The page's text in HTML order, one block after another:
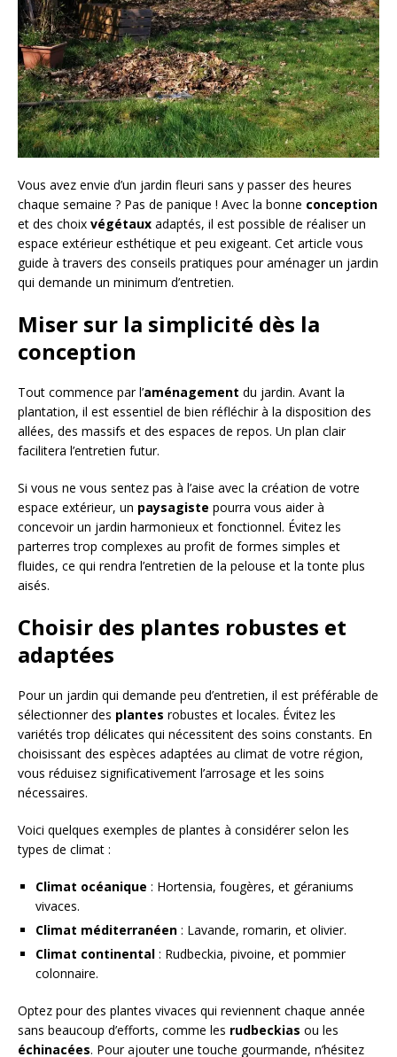
Vous avez envie d’un jardin fleuri sans y passer des heures
chaque semaine ? Pas de panique ! Avec la bonne conception
et des choix végétaux adaptés, il est possible de réaliser un
espace extérieur esthétique et peu exigeant. Cet article vous
guide à travers des conseils pratiques pour aménager un jardin
qui demande un minimum d’entretien.
Miser sur la simplicité dès la
conception
Tout commence par l’aménagement du jardin. Avant la
plantation, il est essentiel de bien réfléchir à la disposition des
allées, des massifs et des espaces de repos. Un plan clair
facilitera l’entretien futur.
Si vous ne vous sentez pas à l’aise avec la création de votre
espace extérieur, un paysagiste pourra vous aider à
concevoir un jardin harmonieux et fonctionnel. Évitez les
parterres trop complexes au profit de formes simples et
fluides, ce qui rendra l’entretien de la pelouse et la tonte plus
aisés.
Choisir des plantes robustes et
adaptées
Pour un jardin qui demande peu d’entretien, il est préférable de
sélectionner des plantes robustes et locales. Évitez les
variétés trop délicates qui nécessitent des soins constants. En
choisissant des espèces adaptées au climat de votre région,
vous réduisez significativement l’arrosage et les soins
nécessaires.
Voici quelques exemples de plantes à considérer selon les
types de climat :
Climat océanique : Hortensia, fougères, et géraniums
vivaces.
Climat méditerranéen : Lavande, romarin, et olivier.
Climat continental : Rudbeckia, pivoine, et pommier
colonnaire.
Optez pour des plantes vivaces qui reviennent chaque année
sans beaucoup d’efforts, comme les rudbeckias ou les
échinacées. Pour ajouter une touche gourmande, n’hésitez